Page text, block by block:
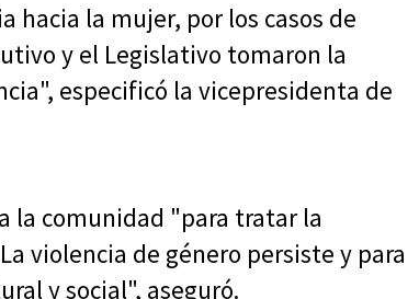
hacia la mujer, por los casos de
y el Legislativo tomaron la
especificó la vicepresidenta de
la comunidad "para tratar la
violencia de género persiste y para
y social", aseguró.